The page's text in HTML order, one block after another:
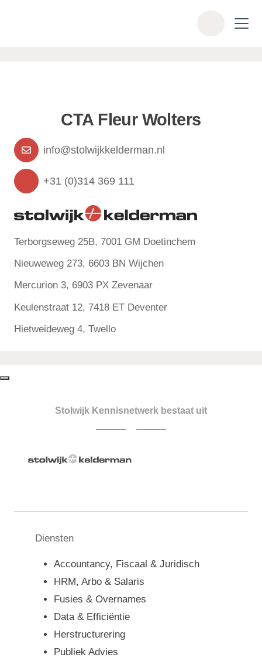
CTA Fleur Wolters
info@stolwijkkelderman.nl
+31 (0)314 369 111
Terborgseweg 25B, 7001 GM Doetinchem
Nieuweweg 273, 6603 BN Wijchen
Mercurion 3, 6903 PX Zevenaar
Keulenstraat 12, 7418 ET Deventer
Hietweideweg 4, Twello
Stolwijk Kennisnetwerk bestaat uit
Diensten
Accountancy, Fiscaal & Juridisch
HRM, Arbo & Salaris
Fusies & Overnames
Data & Efficiëntie
Herstructurering
Publiek Advies